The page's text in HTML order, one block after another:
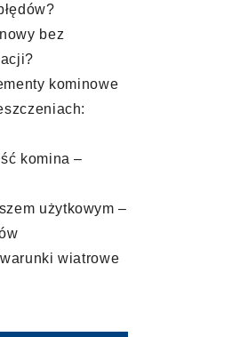
bez
kominowe
komina –
użytkowym –
wiatrowe